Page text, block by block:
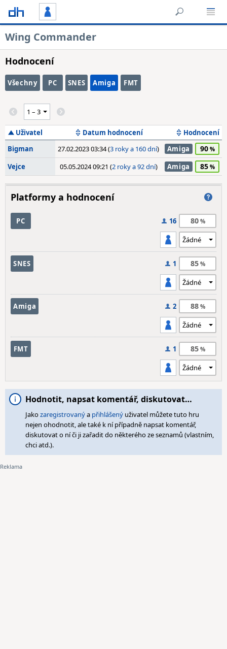
Wing Commander
Hodnocení
Všechny PC SNES Amiga FMT
Uživatel Datum hodnocení
Hodnocení
Bigman
27.02.2023 03:34 (3 roky a 160 dní) Amiga 90
Vejce 05.05.2024 09:21 (2 roky a 92 dní) Amiga 85
Platformy a hodnocení
PC 16 80
SNES 1 85
Amiga 2 88
FMT 1 85
Hodnotit, napsat komentář, diskutovat…
Jakozaregistrovanýa přihlášený uživatel můžete tuto hru
nejen ohodnotit, ale také k ní případně napsat komentář,
diskutovat o ní či ji zařadit do některého ze seznamů (vlastním,
chci atd.).